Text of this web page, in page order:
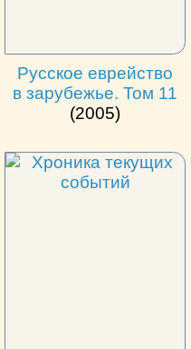
Русское еврейство
в зарубежье. Том 11
(2005)